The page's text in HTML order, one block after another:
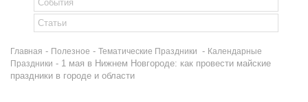
Главная - Полезное - Тематические Праздники - Календарные
Праздники - 1 мая в Нижнем Новгороде: как провести майские
праздники в городе и области